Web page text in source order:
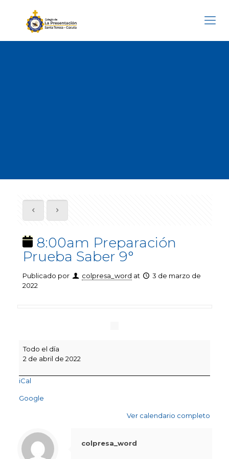
8:00am Preparación
Prueba Saber 9°
Publicado por colpresa_word at
3 de marzo de
2022
Preparación
Prueba
9°
Todo el día
2 de abril de 2022
iCal
Google
Ver calendario completo
colpresa_word